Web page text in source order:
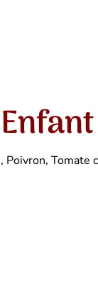
Poivron, Tomate